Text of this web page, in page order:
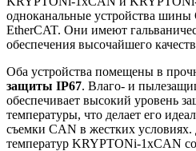
одноканальные устройства шины
EtherCAT. Они имеют
обеспечения высочайшего
Оба устройства помещены в
защиты IP67. Влаго- и
обеспечивает высокий уровень
температуры, что делает его
съемки CAN в жестких условиях.
температур KRYPTONi-1xCAN